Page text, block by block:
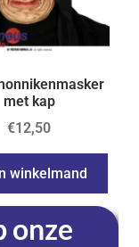
met kap
€12,50
winkelmand
onze